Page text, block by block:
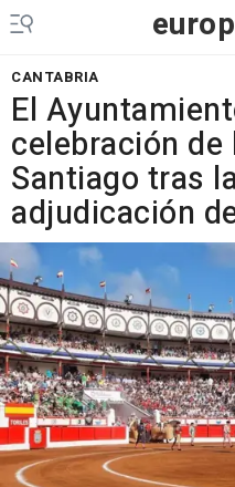
CANTABRIA
El
celebración de
Santiago tras
adjudicación